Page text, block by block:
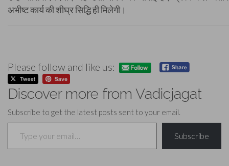
अभीष्ट कार्य की शीघ्र सिद्धि ही मिलेगी।
Please follow and like us:
Discover more from Vadicjagat
Subscribe to get the latest posts sent to your email.
Type your email…
Subscribe